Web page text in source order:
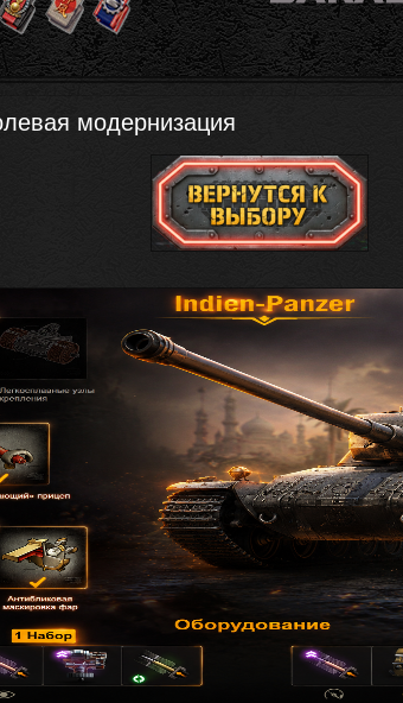
модернизация